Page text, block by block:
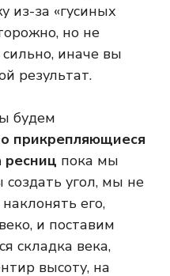
из-за «гусиных
но не
иначе вы
результат.
будем
прикрепляющиеся
ресниц пока мы
угол, мы не
его,
и поставим
складка века,
высоту, на